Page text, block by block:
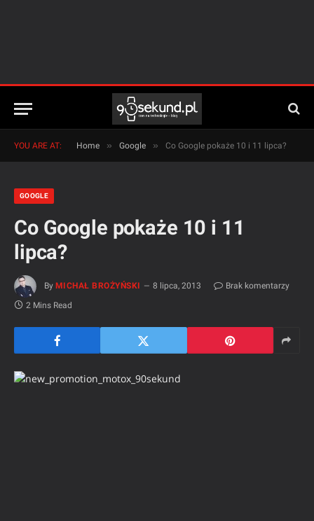
YOU ARE AT: Home » Google » Co Google pokaże 10 i 11 lipca?
GOOGLE
Co Google pokaże 10 i 11
lipca?
By MICHAŁ BROŻYŃSKI 8 lipca, 2013
Brak komentarzy
2 Mins Read